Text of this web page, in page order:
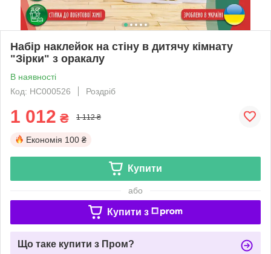
Набір наклейок на стіну в дитячу кімнату
"Зірки" з оракалу
В наявності
Код: НС000526
Роздріб
1 012 ₴ 1 112 ₴
Економія 100 ₴
Купити
або
Купити з
Що таке купити з Пром?